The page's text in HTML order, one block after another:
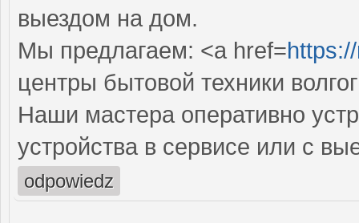
выездом на дом.
Мы предлагаем: <a href=
центры бытовой техники
Наши мастера оперативно
устройства в сервисе или с
odpowiedz